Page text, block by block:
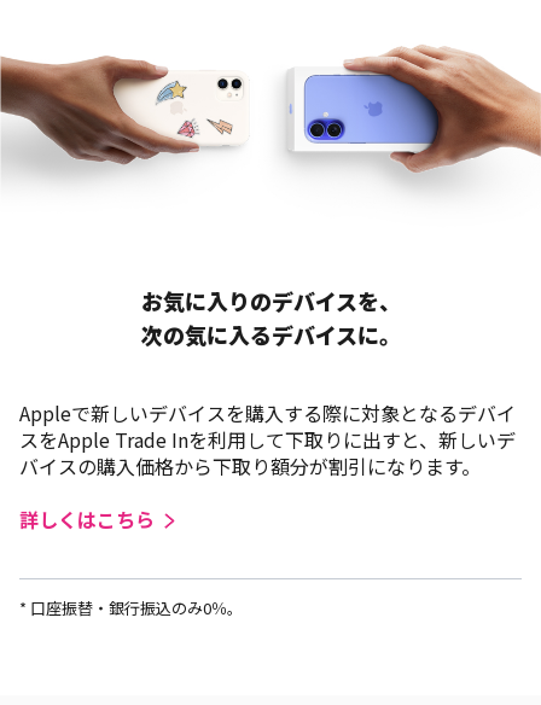
お気に入りのデバイスを、
次の気に入るデバイスに。
Appleで新しいデバイスを購入する際に対象となるデバイ
スをApple Trade Inを利用して下取りに出すと、新しいデ
バイスの購入価格から下取り額分が割引になります。
詳しくはこちら
* 口座振替・銀行振込のみ0％。